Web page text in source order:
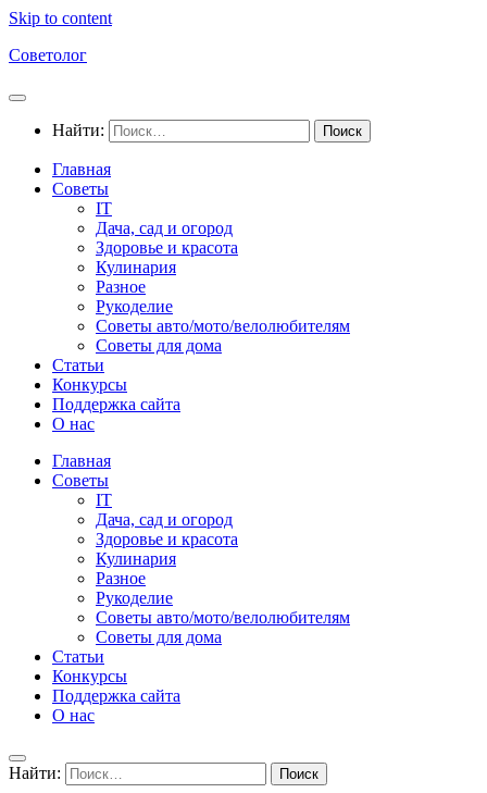
Skip to content
Советолог
Найти:
Главная
Советы
IT
Дача, сад и огород
Здоровье и красота
Кулинария
Разное
Рукоделие
Советы авто/мото/велолюбителям
Советы для дома
Статьи
Конкурсы
Поддержка сайта
О нас
Главная
Советы
IT
Дача, сад и огород
Здоровье и красота
Кулинария
Разное
Рукоделие
Советы авто/мото/велолюбителям
Советы для дома
Статьи
Конкурсы
Поддержка сайта
О нас
Найти: